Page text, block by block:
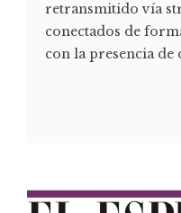
retransmitido vía
conectados de
con la presencia de